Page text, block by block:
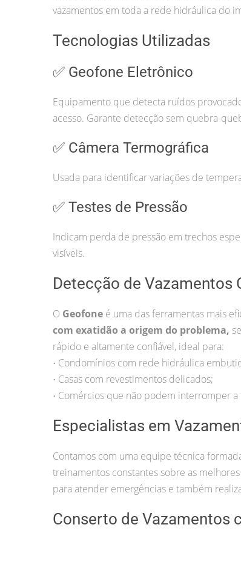
vazamentos em toda a rede hidráulica do
Tecnologias Utilizadas
✅ Geofone Eletrônico
Equipamento que detecta ruídos
acesso. Garante detecção sem quebra-
✅ Câmera Termográfica
Usada para identificar variações de
✅ Testes de Pressão
Indicam perda de pressão em trechos
visíveis.
Detecção de Vazamentos
O Geofone é uma das ferramentas mais
com exatidão a origem do problema,
rápido e altamente confiável, ideal para:
• Condomínios com rede hidráulica
• Casas com revestimentos delicados;
• Comércios que não podem interromper a
Especialistas em
Contamos com uma equipe técnica
treinamentos constantes sobre as
para atender emergências e também
Conserto de Vazamentos